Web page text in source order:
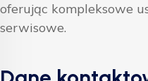
oferując kompleksowe
serwisowe.